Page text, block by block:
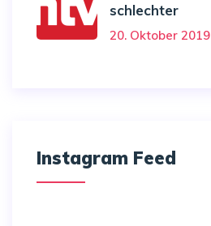
schlechter
20. Oktober 2019
Instagram Feed